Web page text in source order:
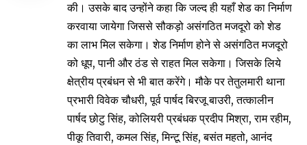
की। उसके बाद उन्होंने कहा कि जल्द ही यहाँ शेड का निर्माण
करवाया जायेगा जिससे सौकड़ो असंगठित मजदूरो को शेड
का लाभ मिल सकेगा। शेड निर्माण होने से असंगठित मजदूरो
को धूप, पानी और ठंड से राहत मिल सकेगा। जिसके लिये
क्षेत्रीय प्रबंधन से भी बात करेंगे। मौके पर तेतुलमारी थाना
प्रभारी विवेक चौधरी, पूर्व पार्षद बिरजू बाउरी, तत्कालीन
पार्षद छोटु सिंह, कोलियरी प्रबंधक प्रदीप मिश्रा, राम रहीम,
पीकू तिवारी, कमल सिंह, मिन्टू सिंह, बसंत महतो, आनंद